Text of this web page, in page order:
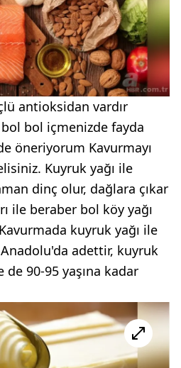
antioksidan vardır
bol içmenizde fayda
öneriyorum Kavurmayı
Kuyruk yağı ile
dinç olur, dağlara çıkar
ile beraber bol köy yağı
kuyruk yağı ile
adettir, kuyruk
de 90-95 yaşına kadar